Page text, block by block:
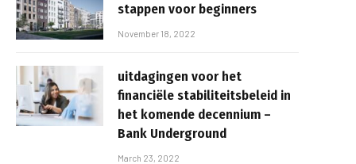
stappen voor beginners
November 18, 2022
uitdagingen voor het
financiële stabiliteitsbeleid in
het komende decennium –
Bank Underground
March 23, 2022